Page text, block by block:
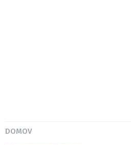
DOMOV